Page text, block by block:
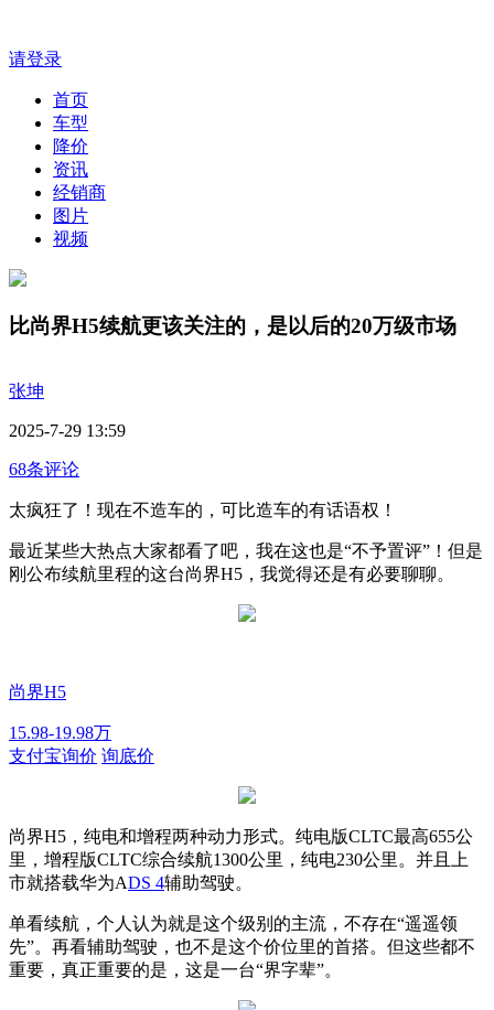
请登录
首页
车型
降价
资讯
经销商
图片
视频
比尚界H5续航更该关注的，是以后的20万级市场
张坤
2025-7-29 13:59
68条评论
太疯狂了！现在不造车的，可比造车的有话语权！
最近某些大热点大家都看了吧，我在这也是“不予置评”！但是
刚公布续航里程的这台尚界H5，我觉得还是有必要聊聊。
尚界H5
15.98-19.98万
支付宝询价 询底价
尚界H5，纯电和增程两种动力形式。纯电版CLTC最高655公
里，增程版CLTC综合续航1300公里，纯电230公里。并且上
市就搭载华为ADS 4辅助驾驶。
单看续航，个人认为就是这个级别的主流，不存在“遥遥领
先”。再看辅助驾驶，也不是这个价位里的首搭。但这些都不
重要，真正重要的是，这是一台“界字辈”。